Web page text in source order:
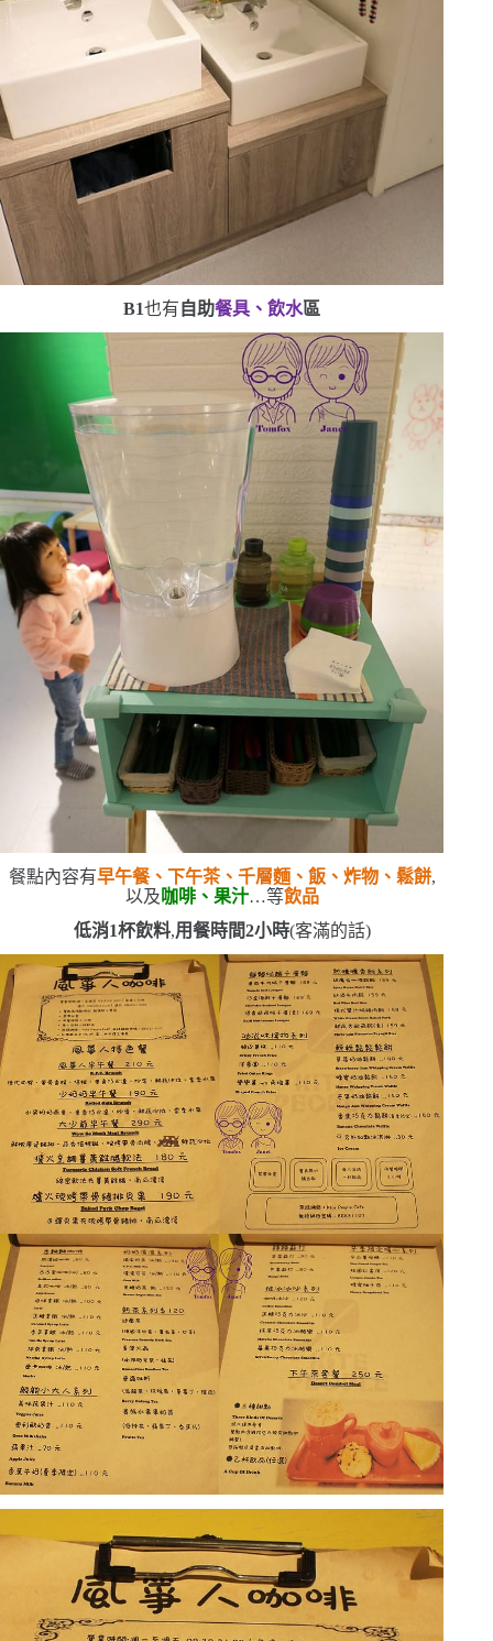
B1也有 自助餐具、飲水區
餐點內容有早午餐、下午茶、千層麵、飯、炸物、鬆餅,
以及咖啡、果汁…等飲品
低消1杯飲料,用餐時間2小時(客滿的話)